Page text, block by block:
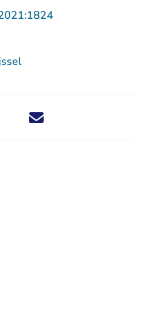
- U verlaat
Deel dit nieuwsbericht via X -
Deel dit nieuwsbericht via
Deel dit nieuwsbericht
Deel dit